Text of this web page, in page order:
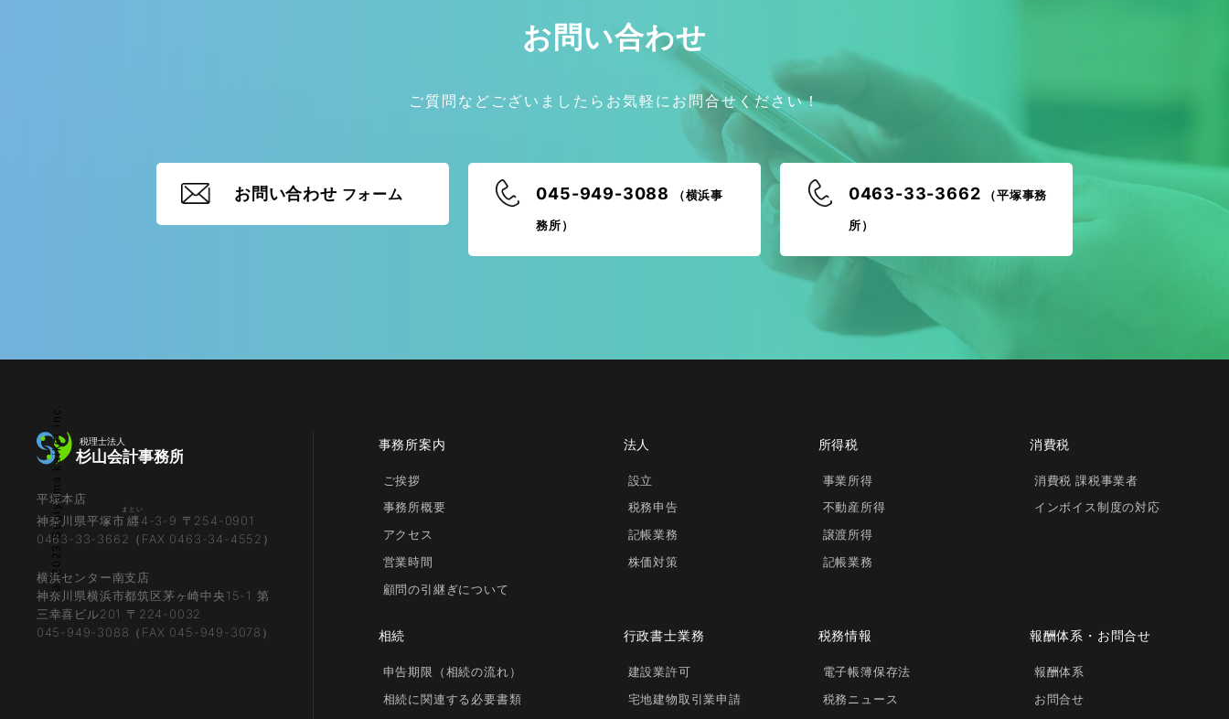
お問い合わせ
ご質問などございましたらお気軽にお問合せください！
お問い合わせ フォーム 045-949-3088 （横浜事
務所）
0463-33-3662 （平塚事務
所）
© 2023 Sugiyama kaikei inc.
平塚本店
神奈川県平塚市纒
まとい
4-3-9 〒254-0901
0463-33-3662（FAX 0463-34-4552）
横浜センター南支店
神奈川県横浜市都筑区茅ヶ崎中央15-1 第
三幸喜ビル201 〒224-0032
045-949-3088（FAX 045-949-3078）
事務所案内
ご挨拶
事務所概要
アクセス
営業時間
顧問の引継ぎについて
法人
設立
税務申告
記帳業務
株価対策
所得税
事業所得
不動産所得
譲渡所得
記帳業務
消費税
消費税 課税事業者
インボイス制度の対応
相続
申告期限（相続の流れ）
相続に関連する必要書類
行政書士業務
建設業許可
宅地建物取引業申請
税務情報
電子帳簿保存法
税務ニュース
報酬体系・お問合せ
報酬体系
お問合せ